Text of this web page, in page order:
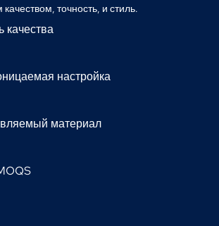
точность, и стиль.
качества
настройка
материал